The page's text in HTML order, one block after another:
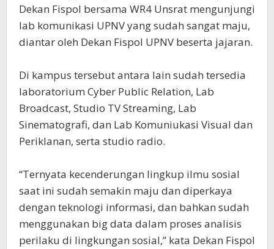
Dekan Fispol bersama WR4 Unsrat mengunjungi
lab komunikasi UPNV yang sudah sangat maju,
diantar oleh Dekan Fispol UPNV beserta jajaran.
Di kampus tersebut antara lain sudah tersedia
laboratorium Cyber Public Relation, Lab
Broadcast, Studio TV Streaming, Lab
Sinematografi, dan Lab Komuniukasi Visual dan
Periklanan, serta studio radio.
“Ternyata kecenderungan lingkup ilmu sosial
saat ini sudah semakin maju dan diperkaya
dengan teknologi informasi, dan bahkan sudah
menggunakan big data dalam proses analisis
perilaku di lingkungan sosial,” kata Dekan Fispol